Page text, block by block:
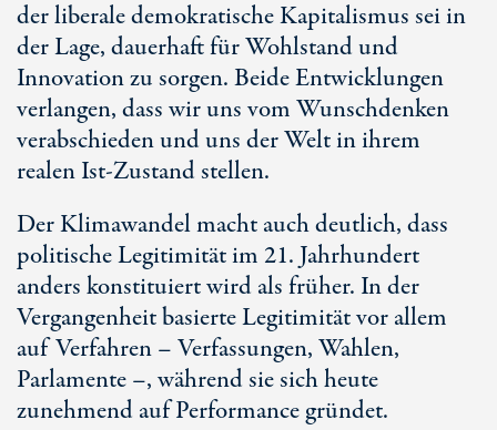
der liberale demokratische Kapitalismus sei in
der Lage, dauerhaft für Wohlstand und
Innovation zu sorgen. Beide Entwicklungen
verlangen, dass wir uns vom Wunschdenken
verabschieden und uns der Welt in ihrem
realenIst-Zustandstellen.
Der Klimawandel macht auch deutlich, dass
politische Legitimität im 21. Jahrhundert
anders konstituiert wird als früher. In der
Vergangenheit basierte Legitimität vor allem
auf Verfahren – Verfassungen, Wahlen,
Parlamente –, während sie sich heute
zunehmend auf Performance gründet.